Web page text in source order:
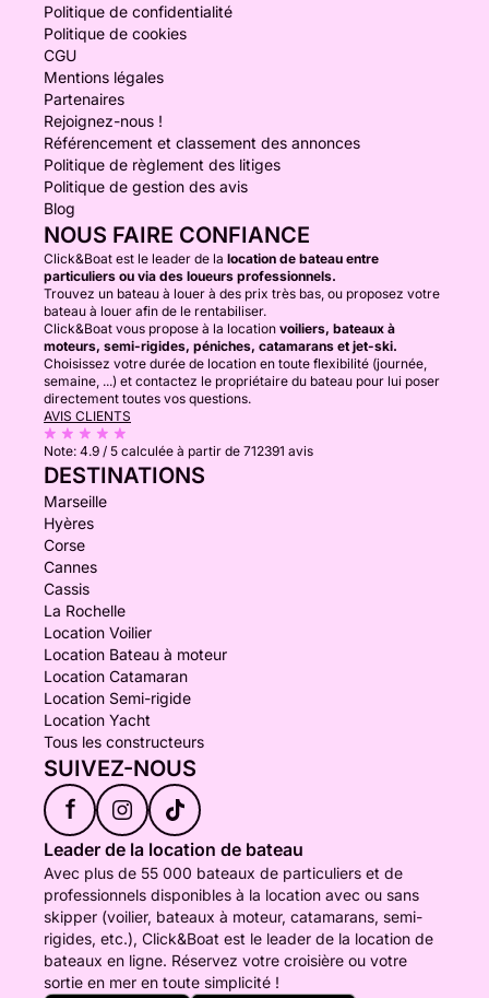
Politique de confidentialité
Politique de cookies
CGU
Mentions légales
Partenaires
Rejoignez-nous !
Référencement et classement des annonces
Politique de règlement des litiges
Politique de gestion des avis
Blog
NOUS FAIRE CONFIANCE
Click&Boat est le leader de la location de bateau entre
particuliers ou via des loueurs professionnels.
Trouvez un bateau à louer à des prix très bas, ou proposez votre
bateau à louer afin de le rentabiliser.
Click&Boat vous propose à la location voiliers, bateaux à
moteurs, semi-rigides, péniches, catamarans et jet-ski.
Choisissez votre durée de location en toute flexibilité (journée,
semaine, ...) et contactez le propriétaire du bateau pour lui poser
directement toutes vos questions.
AVIS CLIENTS
Note: 4.9 / 5 calculée à partir de 712391 avis
DESTINATIONS
Marseille
Hyères
Corse
Cannes
Cassis
La Rochelle
Location Voilier
Location Bateau à moteur
Location Catamaran
Location Semi-rigide
Location Yacht
Tous les constructeurs
SUIVEZ-NOUS
f
Leader de la location de bateau
Avec plus de 55 000 bateaux de particuliers et de
professionnels disponibles à la location avec ou sans
skipper (voilier, bateaux à moteur, catamarans, semi-
rigides, etc.), Click&Boat est le leader de la location de
bateaux en ligne. Réservez votre croisière ou votre
sortie en mer en toute simplicité !